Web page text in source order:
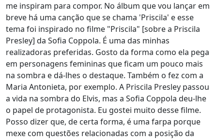
me inspiram para compor. No álbum que vou lançar em
breve há uma canção que se chama 'Priscila' e esse
tema foi inspirado no filme "Priscila" [sobre a Priscila
Presley] da Sofia Coppola. É uma das minhas
realizadoras preferidas. Gosto da forma como ela pega
em personagens femininas que ficam um pouco mais
na sombra e dá-lhes o destaque. Também o fez com a
Maria Antonieta, por exemplo. A Priscila Presley passou
a vida na sombra do Elvis, mas a Sofia Coppola deu-lhe
o papel de protagonista. Eu gostei muito desse filme.
Posso dizer que, de certa forma, é uma farpa porque
mexe com questões relacionadas com a posição da